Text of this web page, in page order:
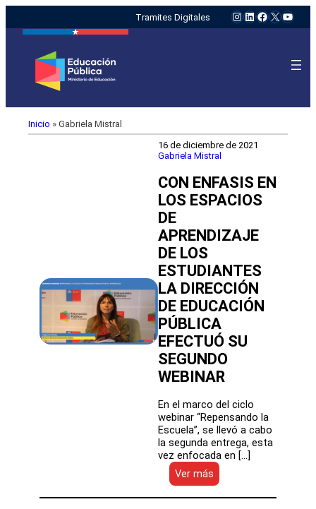
Tramites Digitales Instagram
LinkedIn
Facebook
X
Inicio » Gabriela Mistral
16 de diciembre de 2021
Gabriela Mistral
CON ENFASIS EN
LOS ESPACIOS
DE
APRENDIZAJE
DE LOS
ESTUDIANTES
LA DIRECCIÓN
DE EDUCACIÓN
PÚBLICA
EFECTUÓ SU
SEGUNDO
WEBINAR
En el marco del ciclo
webinar “Repensando la
Escuela”, se llevó a cabo
la segunda entrega, esta
vez enfocada en […]
Ver más
CON
ENFASIS